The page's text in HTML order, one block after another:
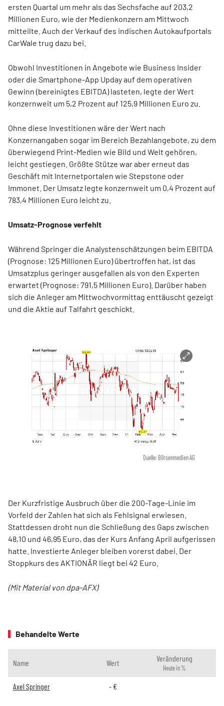
ersten Quartal um mehr als das Sechsfache auf 203,2
Millionen Euro, wie der Medienkonzern am Mittwoch
mitteilte. Auch der Verkauf des indischen Autokaufportals
CarWale trug dazu bei.
Obwohl Investitionen in Angebote wie Business Insider
oder die Smartphone-App Upday auf dem operativen
Gewinn (bereinigtes EBITDA) lasteten, legte der Wert
konzernweit um 5,2 Prozent auf 125,9 Millionen Euro zu.
Ohne diese Investitionen wäre der Wert nach
Konzernangaben sogar im Bereich Bezahlangebote, zu dem
überwiegend Print-Medien wie Bild und Welt gehören,
leicht gestiegen. Größte Stütze war aber erneut das
Geschäft mit Internetportalen wie Stepstone oder
Immonet. Der Umsatz legte konzernweit um 0,4 Prozent auf
783,4 Millionen Euro leicht zu.
Umsatz-Prognose verfehlt
Während Springer die Analystenschätzungen beim EBITDA
(Prognose: 125 Millionen Euro) übertroffen hat, ist das
Umsatzplus geringer ausgefallen als von den Experten
erwartet (Prognose: 791,5 Millionen Euro). Darüber haben
sich die Anleger am Mittwochvormittag enttäuscht gezeigt
und die Aktie auf Talfahrt geschickt.
Quelle: Börsenmedien AG
Der Kurzfristige Ausbruch über die 200-Tage-Linie im
Vorfeld der Zahlen hat sich als Fehlsignal erwiesen.
Stattdessen droht nun die Schließung des Gaps zwischen
48,10 und 46,95 Euro, das der Kurs Anfang April aufgerissen
hatte. Investierte Anleger bleiben vorerst dabei. Der
Stoppkurs des AKTIONÄR liegt bei 42 Euro.
(Mit Material von dpa-AFX)
Behandelte Werte
Name Wert Veränderung
Heute in %
Axel Springer -€